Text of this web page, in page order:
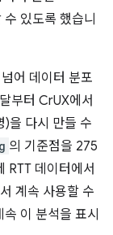
있도록 했습니
어 데이터 분포
부터 CrUX에서
)을 다시 만들 수
의 기준점을 275
RTT 데이터에서
계속 사용할 수
이 분석을 표시